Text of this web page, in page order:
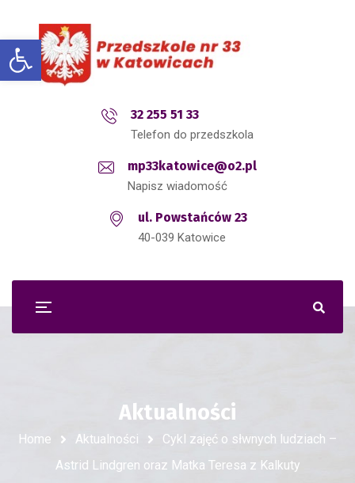
Open toolbar
32 255 51 33
Telefon do przedszkola
mp33katowice@o2.pl
Napisz wiadomość
ul. Powstańców 23
40-039 Katowice
Aktualności
Home Aktualności
Cykl zajęć o słwnych ludziach –
Astrid Lindgren oraz Matka Teresa z Kalkuty